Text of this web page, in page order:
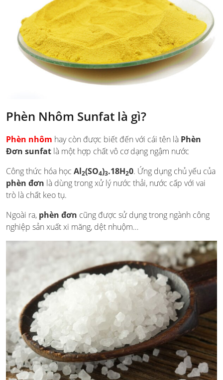
Phèn Nhôm Sunfat là gì?
Phèn nhôm hay còn được biết đến với cái tên là Phèn
Đơn sunfat là một hợp chất vô cơ dạng ngậm nước
Công thức hóa học Al2(SO4)3.18H20. Ứng dụng chủ yếu của
phèn đơn là dùng trong xử lý nước thải, nước cấp với vai
trò là chất keo tụ.
Ngoài ra, phèn đơn cũng được sử dụng trong ngành công
nghiệp sản xuất xi măng, dệt nhuộm…